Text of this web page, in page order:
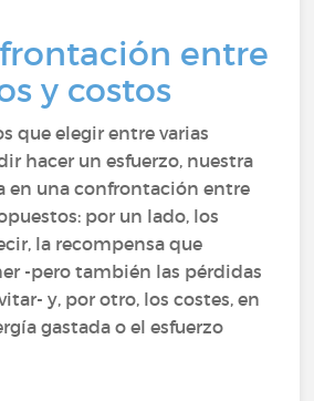
entre
y costos
que elegir entre varias
hacer un esfuerzo, nuestra
en una confrontación entre
por un lado, los
la recompensa que
-pero también las pérdidas
y, por otro, los costes, en
gastada o el esfuerzo